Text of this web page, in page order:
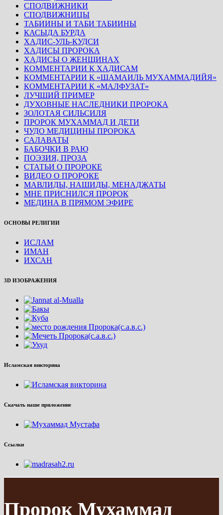
СПОДВИЖНИКИ
СПОДВИЖНИЦЫ
ТАБИИНЫ И ТАБИ ТАБИИНЫ
КАСЫДА БУРДА
ХАДИС-УЛЬ-КУДСИ
ХАДИСЫ ПРОРОКА
ХАДИСЫ О ЖЕНЩИНАХ
КОММЕНТАРИИ К ХАДИСАМ
КОММЕНТАРИИ К «ШАМАИЛЬ МУХАММАДИЙЯ»
КОММЕНТАРИИ К «МАЛФУЗАТ»
ЛУЧШИЙ ПРИМЕР
ДУХОВНЫЕ НАСЛЕДНИКИ ПРОРОКА
ЗОЛОТАЯ СИЛЬСИЛЯ
ПРОРОК МУХАММАД И ДЕТИ
ЧУДО МЕДИЦИНЫ ПРОРОКА
САЛАВАТЫ
БАБОЧКИ В РАЮ
ПОЭЗИЯ, ПРОЗА
СТАТЬИ О ПРОРОКЕ
ВИДЕО О ПРОРОКЕ
МАВЛИДЫ, НАШИДЫ, МЕНАДЖАТЫ
МНЕ ПРИСНИЛСЯ ПРОРОК
МЕДИНА В ПРЯМОМ ЭФИРЕ
ОСНОВЫ РЕЛИГИИ
ИСЛАМ
ИМАН
ИХСАН
3D ИЗОБРАЖЕНИЯ
Исламская викторина
Скачать наше приложение
Ссылки
Пророк Мухаммад